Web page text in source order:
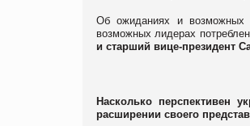
Об ожиданиях и возможных
возможных лидерах
и старший вице-президент
Насколько перспективен
расширении своего